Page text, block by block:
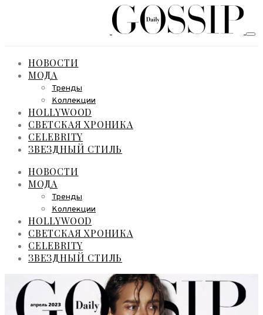
НОВОСТИ
МОДА
Тренды
Коллекции
HOLLYWOOD
СВЕТСКАЯ ХРОНИКА
CELEBRITY
ЗВЕЗДНЫЙ СТИЛЬ
НОВОСТИ
МОДА
Тренды
Коллекции
HOLLYWOOD
СВЕТСКАЯ ХРОНИКА
CELEBRITY
ЗВЕЗДНЫЙ СТИЛЬ